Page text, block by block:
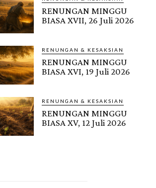
RENUNGAN MINGGU
BIASA XVII, 26 Juli 2026
RENUNGAN & KESAKSIAN
RENUNGAN MINGGU
BIASA XVI, 19 Juli 2026
RENUNGAN & KESAKSIAN
RENUNGAN MINGGU
BIASA XV, 12 Juli 2026